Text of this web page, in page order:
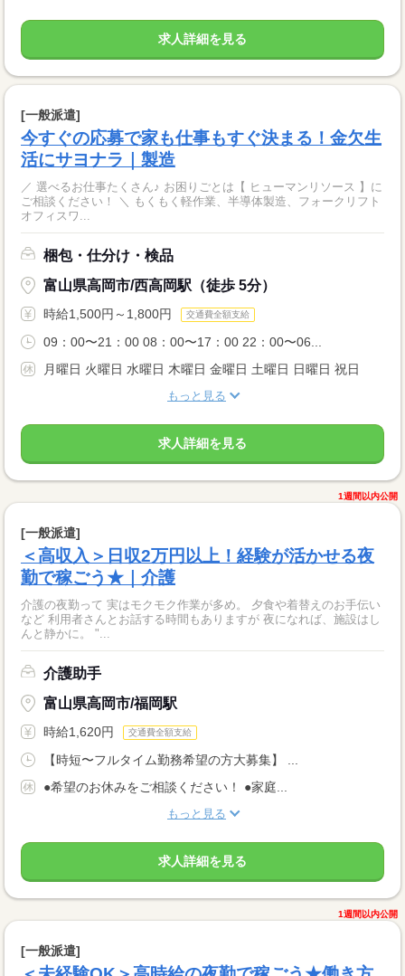
求人詳細を見る
[一般派遣]
今すぐの応募で家も仕事もすぐ決まる！金欠生
活にサヨナラ｜製造
／ 選べるお仕事たくさん♪ お困りごとは【 ヒューマンリソース 】に
ご相談ください！ ＼ もくもく軽作業、半導体製造、フォークリフト
オフィスワ...
梱包・仕分け・検品
富山県高岡市/西高岡駅（徒歩 5分）
時給1,500円～1,800円 交通費全額支給
09：00〜21：00 08：00〜17：00 22：00〜06...
月曜日 火曜日 水曜日 木曜日 金曜日 土曜日 日曜日 祝日
もっと見る
求人詳細を見る
1週間以内公開
[一般派遣]
＜高収入＞日収2万円以上！経験が活かせる夜
勤で稼ごう★｜介護
介護の夜勤って 実はモクモク作業が多め。 夕食や着替えのお手伝い
など 利用者さんとお話する時間もありますが 夜になれば、施設はし
んと静かに。 "...
介護助手
富山県高岡市/福岡駅
時給1,620円 交通費全額支給
【時短〜フルタイム勤務希望の方大募集】 ...
●希望のお休みをご相談ください！ ●家庭...
もっと見る
求人詳細を見る
1週間以内公開
[一般派遣]